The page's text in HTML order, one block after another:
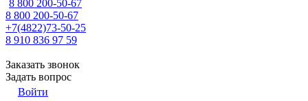
8 800 200-50-67
8 800 200-50-67
+7(4822)73-50-25
8 910 836 97 59
Заказать звонок
Задать вопрос
Войти